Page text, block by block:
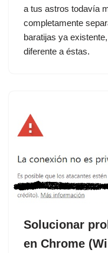
a tus astros todavía
completamente
baratijas ya
diferente a éstas.
Solucionar
en Chrome